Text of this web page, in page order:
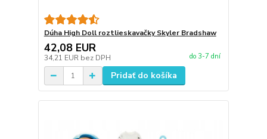
Dúha High Doll roztlieskavačky Skyler Bradshaw
42,08 EUR
34,21 EUR bez DPH do 3-7 dní
Pridať do košíka